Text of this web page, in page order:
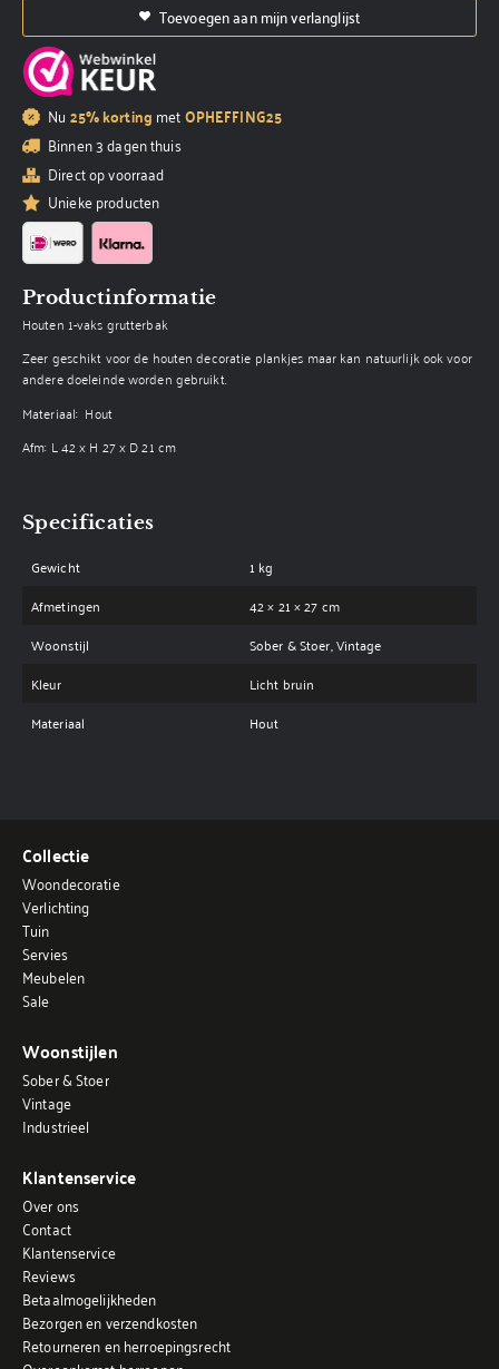
Toevoegen aan mijn verlanglijst
Nu 25% korting metOPHEFFING25
Binnen 3 dagen thuis
Direct op voorraad
Unieke producten
Productinformatie
Houten 1-vaks grutterbak
Zeer geschikt voor de houten decoratie plankjes maar kan natuurlijk ook voor
andere doeleinde worden gebruikt.
Materiaal: Hout
Afm: L 42 x H 27 x D 21 cm
Specificaties
Gewicht
1 kg
Afmetingen
42 × 21 × 27 cm
Woonstijl
Sober & Stoer, Vintage
Kleur
Licht bruin
Materiaal
Hout
Collectie
Woondecoratie
Verlichting
Tuin
Servies
Meubelen
Sale
Woonstijlen
Sober & Stoer
Vintage
Industrieel
Klantenservice
Over ons
Contact
Klantenservice
Reviews
Betaalmogelijkheden
Bezorgen en verzendkosten
Retourneren en herroepingsrecht